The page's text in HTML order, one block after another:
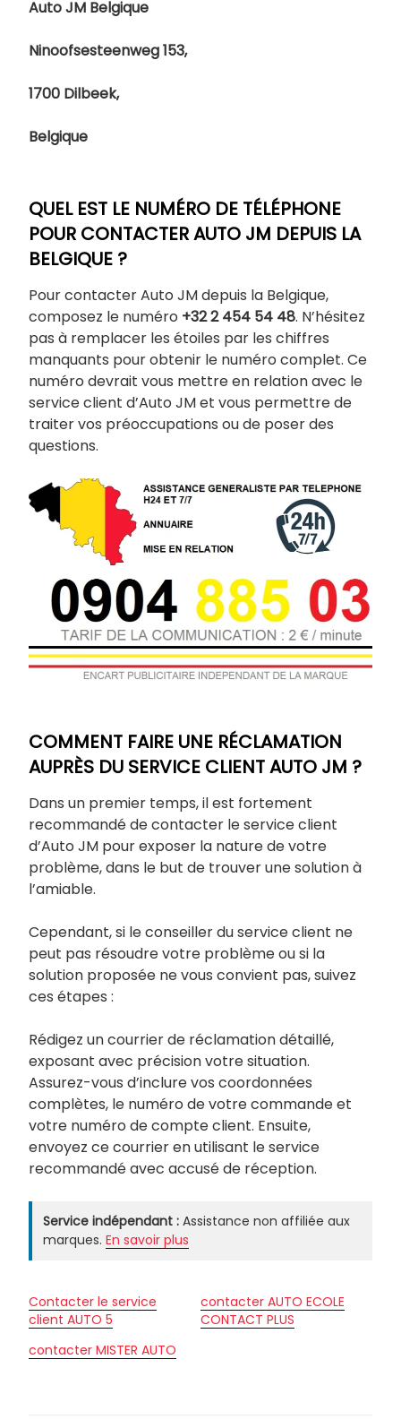
Auto JM Belgique
Ninoofsesteenweg 153,
1700 Dilbeek,
Belgique
QUEL EST LE NUMÉRO DE TÉLÉPHONE
POUR CONTACTER AUTO JM DEPUIS LA
BELGIQUE ?
Pour contacter Auto JM depuis la Belgique,
composez le numéro +32 2 454 54 48. N’hésitez
pas à remplacer les étoiles par les chiffres
manquants pour obtenir le numéro complet. Ce
numéro devrait vous mettre en relation avec le
service client d’Auto JM et vous permettre de
traiter vos préoccupations ou de poser des
questions.
COMMENT FAIRE UNE RÉCLAMATION
AUPRÈS DU SERVICE CLIENT AUTO JM ?
Dans un premier temps, il est fortement
recommandé de contacter le service client
d’Auto JM pour exposer la nature de votre
problème, dans le but de trouver une solution à
l’amiable.
Cependant, si le conseiller du service client ne
peut pas résoudre votre problème ou si la
solution proposée ne vous convient pas, suivez
ces étapes :
Rédigez un courrier de réclamation détaillé,
exposant avec précision votre situation.
Assurez-vous d’inclure vos coordonnées
complètes, le numéro de votre commande et
votre numéro de compte client. Ensuite,
envoyez ce courrier en utilisant le service
recommandé avec accusé de réception.
Service indépendant : Assistance non affiliée aux
marques. En savoir plus
Contacter le service
client AUTO 5
contacter AUTO ECOLE
CONTACT PLUS
contacter MISTER AUTO